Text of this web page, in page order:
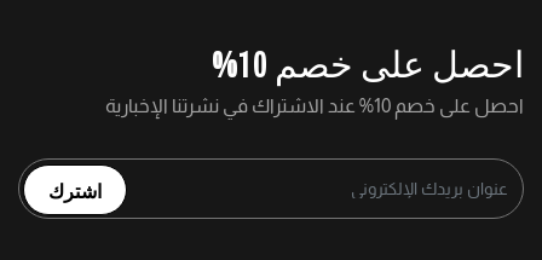
احصل على خصم 10%
احصل على خصم 10% عند الاشتراك في نشرتنا الإخبارية
اشترك